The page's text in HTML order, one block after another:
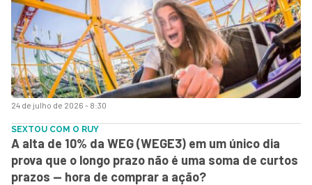
24 de julho de 2026 - 8:30
SEXTOU COM O RUY
A alta de 10% da WEG (WEGE3) em um único dia
prova que o longo prazo não é uma soma de curtos
prazos — hora de comprar a ação?